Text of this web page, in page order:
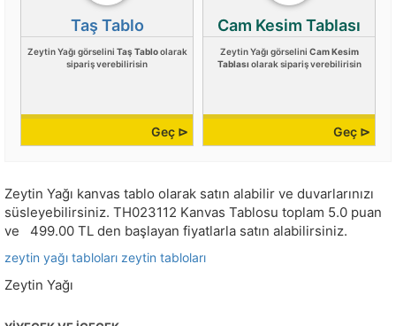
Taş Tablo
Zeytin Yağı görselini Taş Tabloolarak
sipariş verebilirisin
Geç ⊳
Cam Kesim Tablası
Zeytin Yağı görselini Cam Kesim
Tablası olarak sipariş verebilirisin
Geç ⊳
Zeytin Yağı kanvas tablo olarak satın alabilir ve duvarlarınızı
süsleyebilirsiniz. TH023112 Kanvas Tablosu toplam 5.0 puan
ve
499.00 TL den başlayan fiyatlarla satın alabilirsiniz.
zeytin yağı tabloları zeytin tabloları
Zeytin Yağı